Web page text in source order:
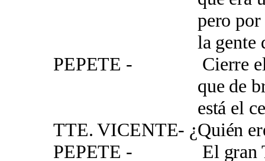
pero por lo que
la gente del
PEPETE - Cierre el
que de
está el
TTE. VICENTE- ¿Quién
PEPETE - El gran